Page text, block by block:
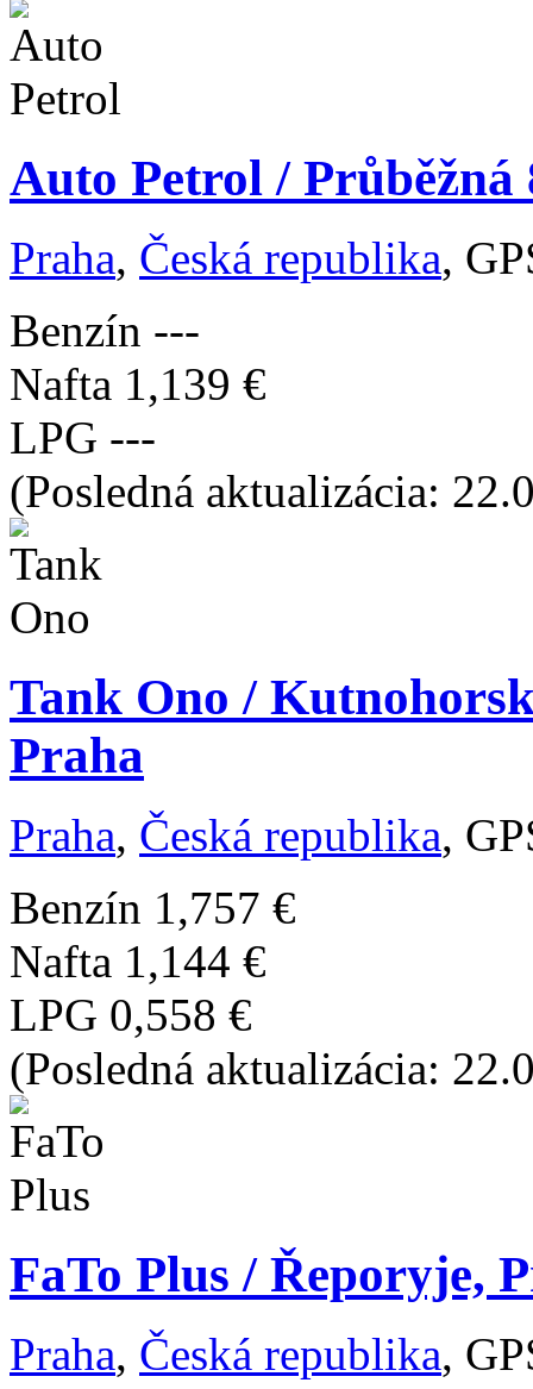
Auto Petrol / Průběžná
Praha, Česká republika,
Benzín ---
Nafta 1,139 €
LPG ---
(Posledná aktualizácia:
Tank Ono /
Praha
Praha, Česká republika,
Benzín 1,757 €
Nafta 1,144 €
LPG 0,558 €
(Posledná aktualizácia:
FaTo Plus / Řeporyje,
Praha, Česká republika,